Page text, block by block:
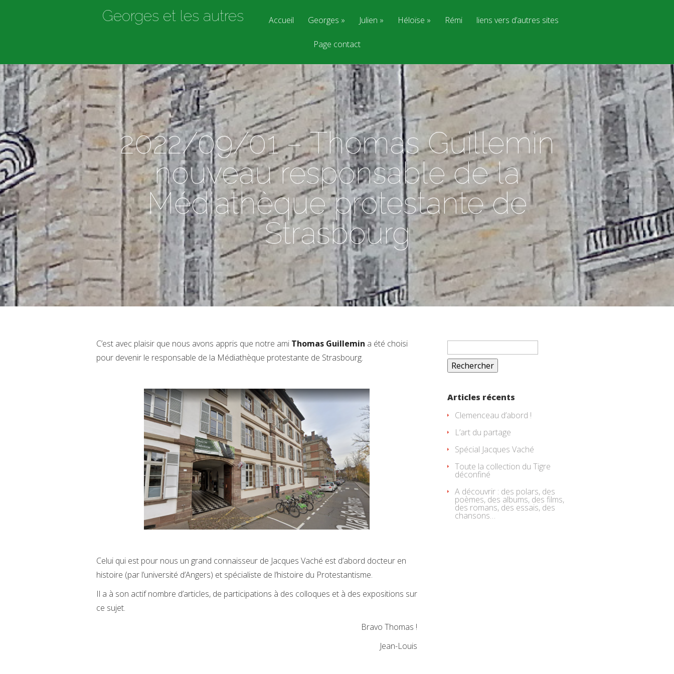
Georges et les autres Accueil Georges Julien Héloïse Rémi liens vers d’autres sites
Page contact
2022/09/01 – Thomas Guillemin
nouveau responsable de la
Médiathèque protestante de
Strasbourg
C’est avec plaisir que nous avons appris que notre ami Thomas Guillemin a été choisi
pour devenir le responsable de la Médiathèque protestante de Strasbourg.
Celui qui est pour nous un grand connaisseur de Jacques Vaché est d’abord docteur en
histoire (par l’université d’Angers) et spécialiste de l’histoire du Protestantisme.
Il a à son actif nombre d’articles, de participations à des colloques et à des expositions sur
ce sujet.
Bravo Thomas !
Jean-Louis
Rechercher :
Articles récents
Clemenceau d’abord !
L’art du partage
Spécial Jacques Vaché
Toute la collection du Tigre
déconfiné
A découvrir : des polars, des
poèmes, des albums, des films,
des romans, des essais, des
chansons…